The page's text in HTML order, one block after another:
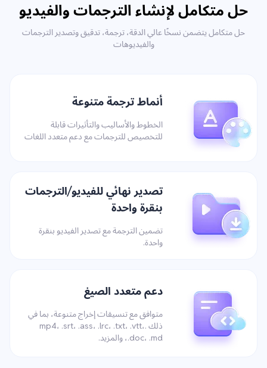
حل متكامل لإنشاء الترجمات والفيديو
حل متكامل يتضمن نسخًا عالي الدقة، ترجمة، تدقيق وتصدير الترجمات
والفيديوهات
أنماط ترجمة متنوعة
الخطوط والأساليب والتأثيرات قابلة
للتخصيص للترجمات مع دعم متعدد اللغات
تصدير نهائي للفيديو/الترجمات
بنقرة واحدة
تضمين الترجمة مع تصدير الفيديو بنقرة
واحدة.
دعم متعدد الصيغ
متوافق مع تنسيقات إخراج متنوعة، بما في
ذلك .mp4، .srt، .ass، .lrc، .txt، .vtt،
.doc، .md، والمزيد.